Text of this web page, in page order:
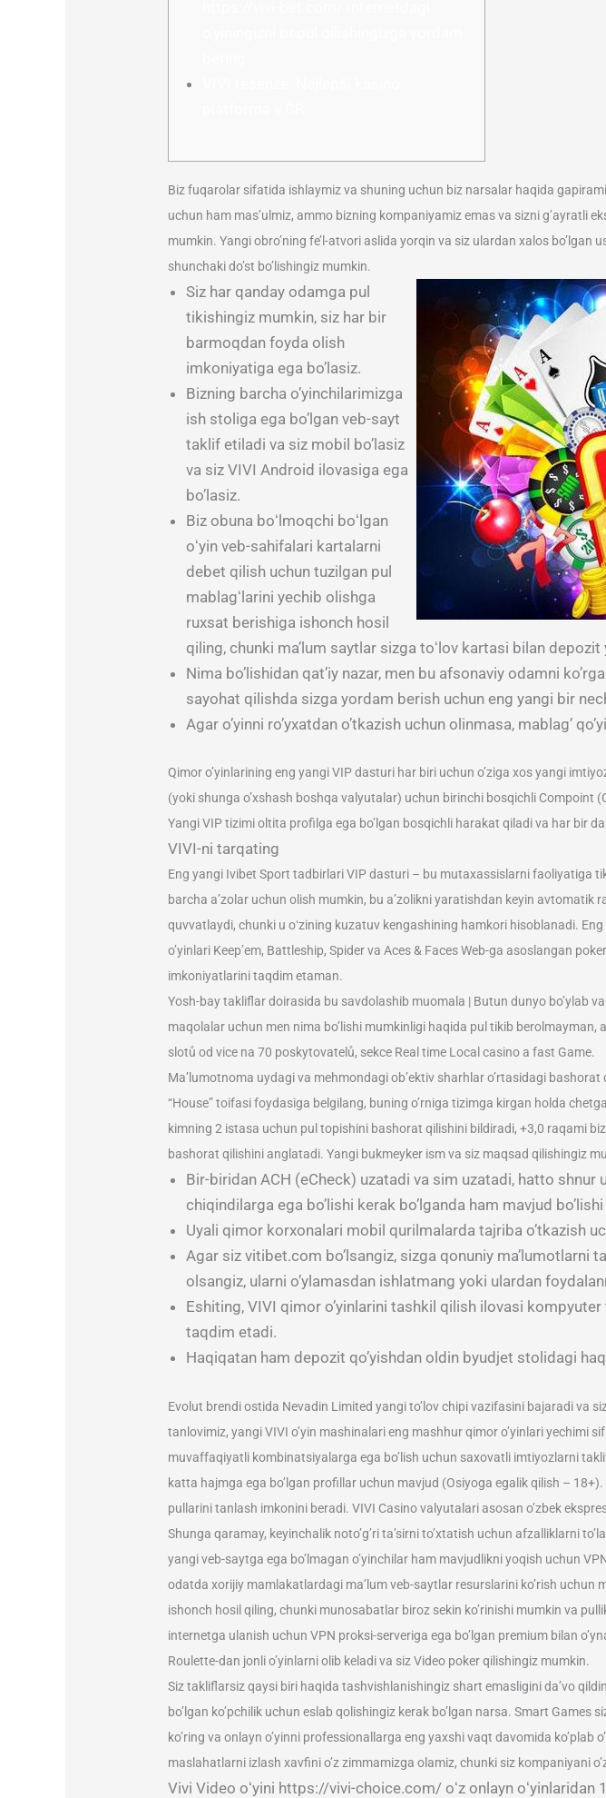
Biz fuqarolar sifatida ishlaymiz va shuning uchun biz narsalar haqida
uchun ham mas’ulmiz, ammo bizning kompaniyamiz emas va sizni g’ayratli
mumkin. Yangi obro’ning fe’l-atvori aslida yorqin va siz ulardan xalos bo’lgan
shunchaki do’st bo’lishingiz mumkin.
Siz har qanday odamga pul
tikishingiz mumkin, siz har bir
barmoqdan foyda olish
imkoniyatiga ega bo’lasiz.
Bizning barcha o’yinchilarimizga
ish stoliga ega bo’lgan veb-sayt
taklif etiladi va siz mobil bo’lasiz
va siz VIVI Android ilovasiga ega
bo’lasiz.
Biz obuna boʻlmoqchi boʻlgan
oʻyin veb-sahifalari kartalarni
debet qilish uchun tuzilgan pul
mablagʻlarini yechib olishga
ruxsat berishiga ishonch hosil
qiling, chunki maʼlum saytlar sizga toʻlov kartasi bilan
Nima bo’lishidan qat’iy nazar, men bu afsonaviy odamni
sayohat qilishda sizga yordam berish uchun eng yangi bir
Agar o’yinni ro’yxatdan o’tkazish uchun olinmasa, mablag’
Qimor o’yinlarining eng yangi VIP dasturi har biri uchun o’ziga xos yangi
(yoki shunga o’xshash boshqa valyutalar) uchun birinchi bosqichli Compoint
Yangi VIP tizimi oltita profilga ega bo’lgan bosqichli harakat qiladi va har bir
VIVI-ni tarqating
Eng yangi Ivibet Sport tadbirlari VIP dasturi – bu mutaxassislarni faoliyatiga
barcha a’zolar uchun olish mumkin, bu a’zolikni yaratishdan keyin avtomatik
quvvatlaydi, chunki u oʻzining kuzatuv kengashining hamkori hisoblanadi.
o’yinlari Keep’em, Battleship, Spider va Aces & Faces Web-ga asoslangan
imkoniyatlarini taqdim etaman.
Yosh-bay takliflar doirasida bu savdolashib muomala | Butun dunyo bo’ylab
maqolalar uchun men nima bo’lishi mumkinligi haqida pul tikib berolmayman,
slotů od vice na 70 poskytovatelů, sekce Real time Local casino a fast Game.
Ma’lumotnoma uydagi va mehmondagi ob’ektiv sharhlar o’rtasidagi
“House” toifasi foydasiga belgilang, buning o’rniga tizimga kirgan holda chetga
kimning 2 istasa uchun pul topishini bashorat qilishini bildiradi, +3,0 raqami
bashorat qilishini anglatadi. Yangi bukmeyker ism va siz maqsad qilishingiz
Bir-biridan ACH (eCheck) uzatadi va sim uzatadi, hatto
chiqindilarga ega bo’lishi kerak bo’lganda ham mavjud
Uyali qimor korxonalari mobil qurilmalarda tajriba o’tkazish
Agar siz vitibet.com bo’lsangiz, sizga qonuniy
olsangiz, ularni o’ylamasdan ishlatmang yoki ulardan
Eshiting, VIVI qimor o’yinlarini tashkil qilish ilovasi
taqdim etadi.
Haqiqatan ham depozit qo’yishdan oldin byudjet stolidagi
Evolut brendi ostida Nevadin Limited yangi to’lov chipi vazifasini bajaradi va
tanlovimiz, yangi VIVI o’yin mashinalari eng mashhur qimor o’yinlari
muvaffaqiyatli kombinatsiyalarga ega bo’lish uchun saxovatli imtiyozlarni
katta hajmga ega bo’lgan profillar uchun mavjud (Osiyoga egalik qilish –
pullarini tanlash imkonini beradi. VIVI Casino valyutalari asosan o’zbek
Shunga qaramay, keyinchalik noto’g’ri ta’sirni to’xtatish uchun afzalliklarni
yangi veb-saytga ega bo’lmagan o’yinchilar ham mavjudlikni yoqish uchun
odatda xorijiy mamlakatlardagi ma’lum veb-saytlar resurslarini ko’rish uchun
ishonch hosil qiling, chunki munosabatlar biroz sekin ko’rinishi mumkin va
internetga ulanish uchun VPN proksi-serveriga ega bo’lgan premium bilan
Roulette-dan jonli o’yinlarni olib keladi va siz Video poker qilishingiz mumkin.
Siz takliflarsiz qaysi biri haqida tashvishlanishingiz shart emasligini da’vo
bo’lgan ko’pchilik uchun eslab qolishingiz kerak bo’lgan narsa. Smart
ko’ring va onlayn o’yinni professionallarga eng yaxshi vaqt davomida
maslahatlarni izlash xavfini o’z zimmamizga olamiz, chunki siz kompaniyani
Vivi Video oʻyini https://vivi-choice.com/ oʻz onlayn